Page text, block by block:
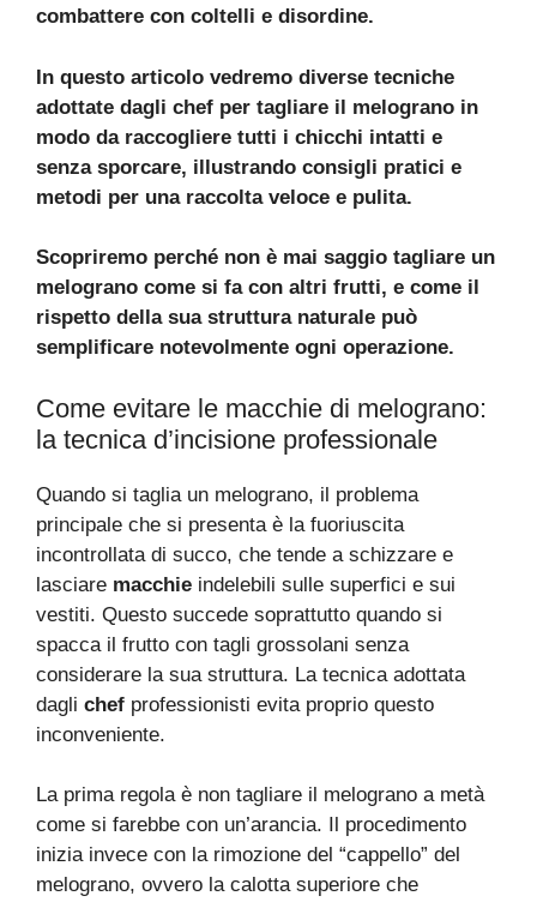
combattere con coltelli e disordine.
In questo articolo vedremo diverse tecniche
adottate dagli chef per tagliare il melograno in
modo da raccogliere tutti i chicchi intatti e
senza sporcare, illustrando consigli pratici e
metodi per una raccolta veloce e pulita.
Scopriremo perché non è mai saggio tagliare un
melograno come si fa con altri frutti, e come il
rispetto della sua struttura naturale può
semplificare notevolmente ogni operazione.
Come evitare le macchie di melograno:
la tecnica d’incisione professionale
Quando si taglia un melograno, il problema
principale che si presenta è la fuoriuscita
incontrollata di succo, che tende a schizzare e
lasciare macchie indelebili sulle superfici e sui
vestiti. Questo succede soprattutto quando si
spacca il frutto con tagli grossolani senza
considerare la sua struttura. La tecnica adottata
dagli chef professionisti evita proprio questo
inconveniente.
La prima regola è non tagliare il melograno a metà
come si farebbe con un’arancia. Il procedimento
inizia invece con la rimozione del “cappello” del
melograno, ovvero la calotta superiore che